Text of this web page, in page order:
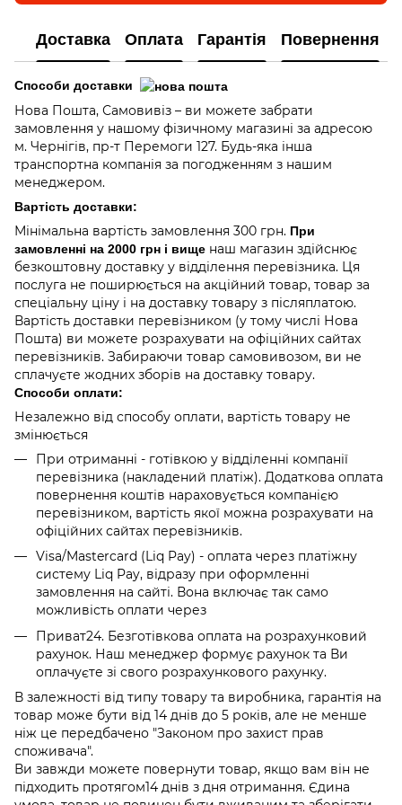
Доставка Оплата Гарантія Повернення
Способи доставки
Нова Пошта, Самовивіз – ви можете забрати
замовлення у нашому фізичному магазині за адресою
м. Чернігів, пр-т Перемоги 127. Будь-яка інша
транспортна компанія за погодженням з нашим
менеджером.
Вартість доставки:
Мінімальна вартість замовлення 300 грн. При
замовленні на 2000 грн і вище наш магазин здійснює
безкоштовну доставку у відділення перевізника. Ця
послуга не поширюється на акційний товар, товар за
спеціальну ціну і на доставку товару з післяплатою.
Вартість доставки перевізником (у тому числі Нова
Пошта) ви можете розрахувати на офіційних сайтах
перевізників. Забираючи товар самовивозом, ви не
сплачуєте жодних зборів на доставку товару.
Способи оплати:
Незалежно від способу оплати, вартість товару не
змінюється
При отриманні - готівкою у відділенні компанії
перевізника (накладений платіж). Додаткова оплата
повернення коштів нараховується компанією
перевізником, вартість якої можна розрахувати на
офіційних сайтах перевізників.
Visa/Mastercard (Liq Pay) - оплата через платіжну
систему Liq Pay, відразу при оформленні
замовлення на сайті. Вона включає так само
можливість оплати через
Приват24. Безготівкова оплата на розрахунковий
рахунок. Наш менеджер формує рахунок та Ви
оплачуєте зі свого розрахункового рахунку.
В залежності від типу товару та виробника, гарантія на
товар може бути від 14 днів до 5 років, але не менше
ніж це передбачено "Законом про захист прав
споживача".
Ви завжди можете повернути товар, якщо вам він не
підходить протягом14 днів з дня отримання. Єдина